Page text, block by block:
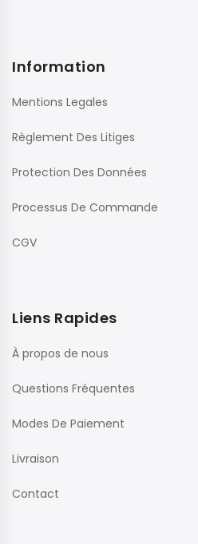
Information
Mentions Legales
Règlement Des Litiges
Protection Des Données
Processus De Commande
CGV
Liens Rapides
À propos de nous
Questions Fréquentes
Modes De Paiement
Livraison
Contact